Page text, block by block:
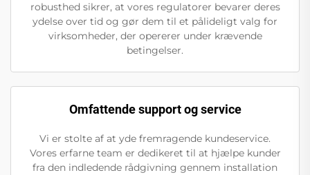
robusthed sikrer, at vores regulatorer bevarer deres
ydelse over tid og gør dem til et pålideligt valg for
virksomheder, der opererer under krævende
betingelser.
Omfattende support og service
Vi er stolte af at yde fremragende kundeservice.
Vores erfarne team er dedikeret til at hjælpe kunder
fra den indledende rådgivning gennem installation